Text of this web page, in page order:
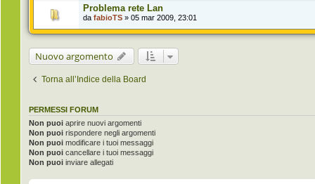
Problema rete Lan
da fabioTS » 05 mar 2009, 23:01
Nuovo argomento
Torna all’Indice della Board
PERMESSI FORUM
Non puoi aprire nuovi argomenti
Non puoi rispondere negli argomenti
Non puoi modificare i tuoi messaggi
Non puoi cancellare i tuoi messaggi
Non puoi inviare allegati